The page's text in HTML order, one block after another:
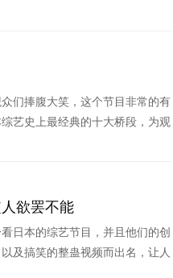
们捧腹大笑，这个节目非常的有
艺史上最经典的十大桥段，为观
欲罢不能
日本的综艺节目，并且他们的创
及搞笑的整蛊视频而出名，让人